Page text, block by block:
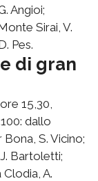
Angioi;
Sirai, V.
Pes.
di gran
15,30,
dallo
S. Vicino;
Bartoletti;
A.